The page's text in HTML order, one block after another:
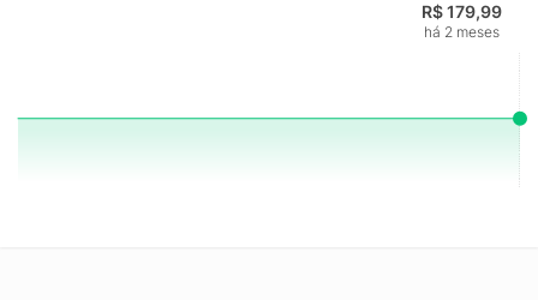
R$ 179,99
há 2 meses